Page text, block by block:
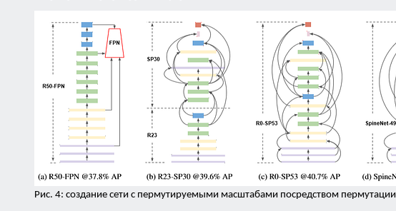
Рис. 4: создание сети с пермутируемыми масштабами посредством